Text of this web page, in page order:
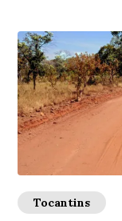
Tocantins